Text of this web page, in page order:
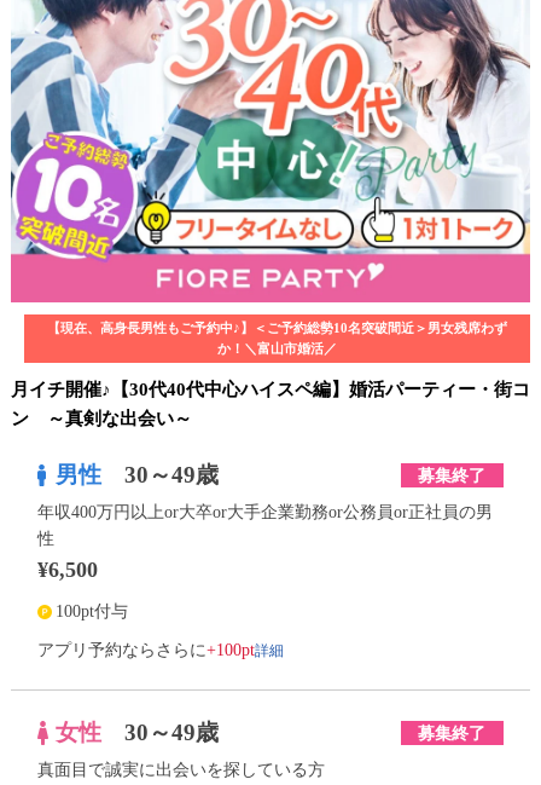
【現在、高身長男性もご予約中♪】＜ご予約総勢10名突破間近＞男女残席わず
か！＼富山市婚活／
月イチ開催♪【30代40代中心ハイスペ編】婚活パーティー・街コ
ン ～真剣な出会い～
男性 30～49歳 募集終了
年収400万円以上or大卒or大手企業勤務or公務員or正社員の男
性
¥6,500
100pt付与
アプリ予約ならさらに+100pt詳細
女性 30～49歳 募集終了
真面目で誠実に出会いを探している方